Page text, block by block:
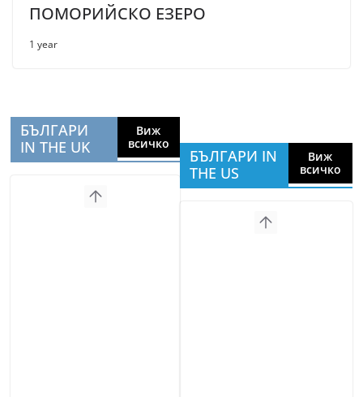
ПОМОРИЙСКО ЕЗЕРО
1 year
БЪЛГАРИ
IN THE UK
Виж
всичко
БЪЛГАРИ IN
THE US
Виж
всичко